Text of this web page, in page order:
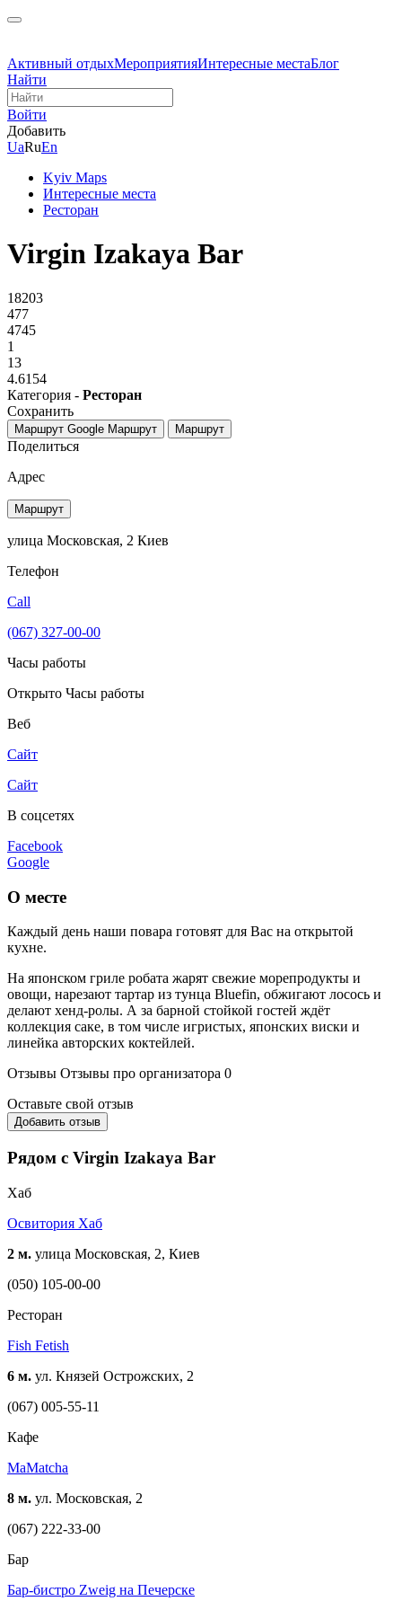
Активный отдыхМероприятияИнтересные местаБлог
Найти
Войти
Добавить
UaRuEn
Kyiv Maps
Интересные места
Ресторан
Virgin Izakaya Bar
18203
477
4745
1
13
4.6154
Категория - Ресторан
Сохранить
Маршрут Google Маршрут Маршрут
Поделиться
Адрес
Маршрут
улица Московская, 2 Киев
Телефон
Call
(067) 327-00-00
Часы работы
Открыто Часы работы
Веб
Сайт
Сайт
В соцсетях
Facebook
Google
О месте
Каждый день наши повара готовят для Вас на открытой
кухне.
На японском гриле робата жарят свежие морепродукты и
овощи, нарезают тартар из тунца Bluefin, обжигают лосось и
делают хенд-ролы. А за барной стойкой гостей ждёт
коллекция саке, в том числе игристых, японских виски и
линейка авторских коктейлей.
Отзывы Отзывы про организатора 0
Оставьте свой отзыв
Добавить отзыв
Рядом с Virgin Izakaya Bar
Хаб
Освитория Хаб
2 м. улица Московская, 2, Киев
(050) 105-00-00
Ресторан
Fish Fetish
6 м. ул. Князей Острожских, 2
(067) 005-55-11
Кафе
MaMatcha
8 м. ул. Московская, 2
(067) 222-33-00
Бар
Бар-бистро Zweig на Печерске